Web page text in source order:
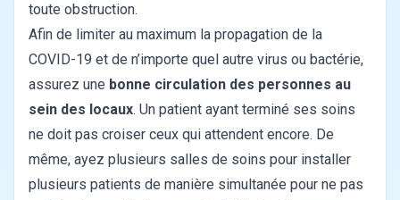
toute obstruction.
Afin de limiter au maximum la propagation de la
COVID-19 et de n’importe quel autre virus ou bactérie,
assurez une bonne circulation des personnes au
sein des locaux. Un patient ayant terminé ses soins
ne doit pas croiser ceux qui attendent encore. De
même, ayez plusieurs salles de soins pour installer
plusieurs patients de manière simultanée pour ne pas